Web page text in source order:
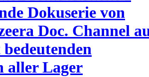
Dokuserie von
Doc. Channel
aller Lager